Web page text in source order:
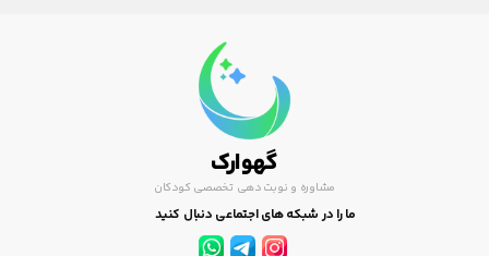
تشخیص دقیق و درمان مناسب
عفونت‌های تنفسی در کودکان
اهمیت بسیاری دارد و نیاز به
آگاهی کافی درباره علل، علائم و
راه‌های پیشگیری و درمان این
گهوارک
مشاوره و نوبت دهی تخصصی کودکان
ما را در شبکه های اجتماعی دنبال کنید